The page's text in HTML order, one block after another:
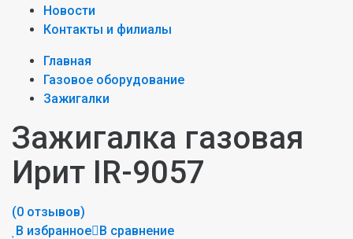
Новости
Контакты и филиалы
Главная
Газовое оборудование
Зажигалки
Зажигалка газовая
Ирит IR-9057
(0 отзывов)
В избранное В сравнение